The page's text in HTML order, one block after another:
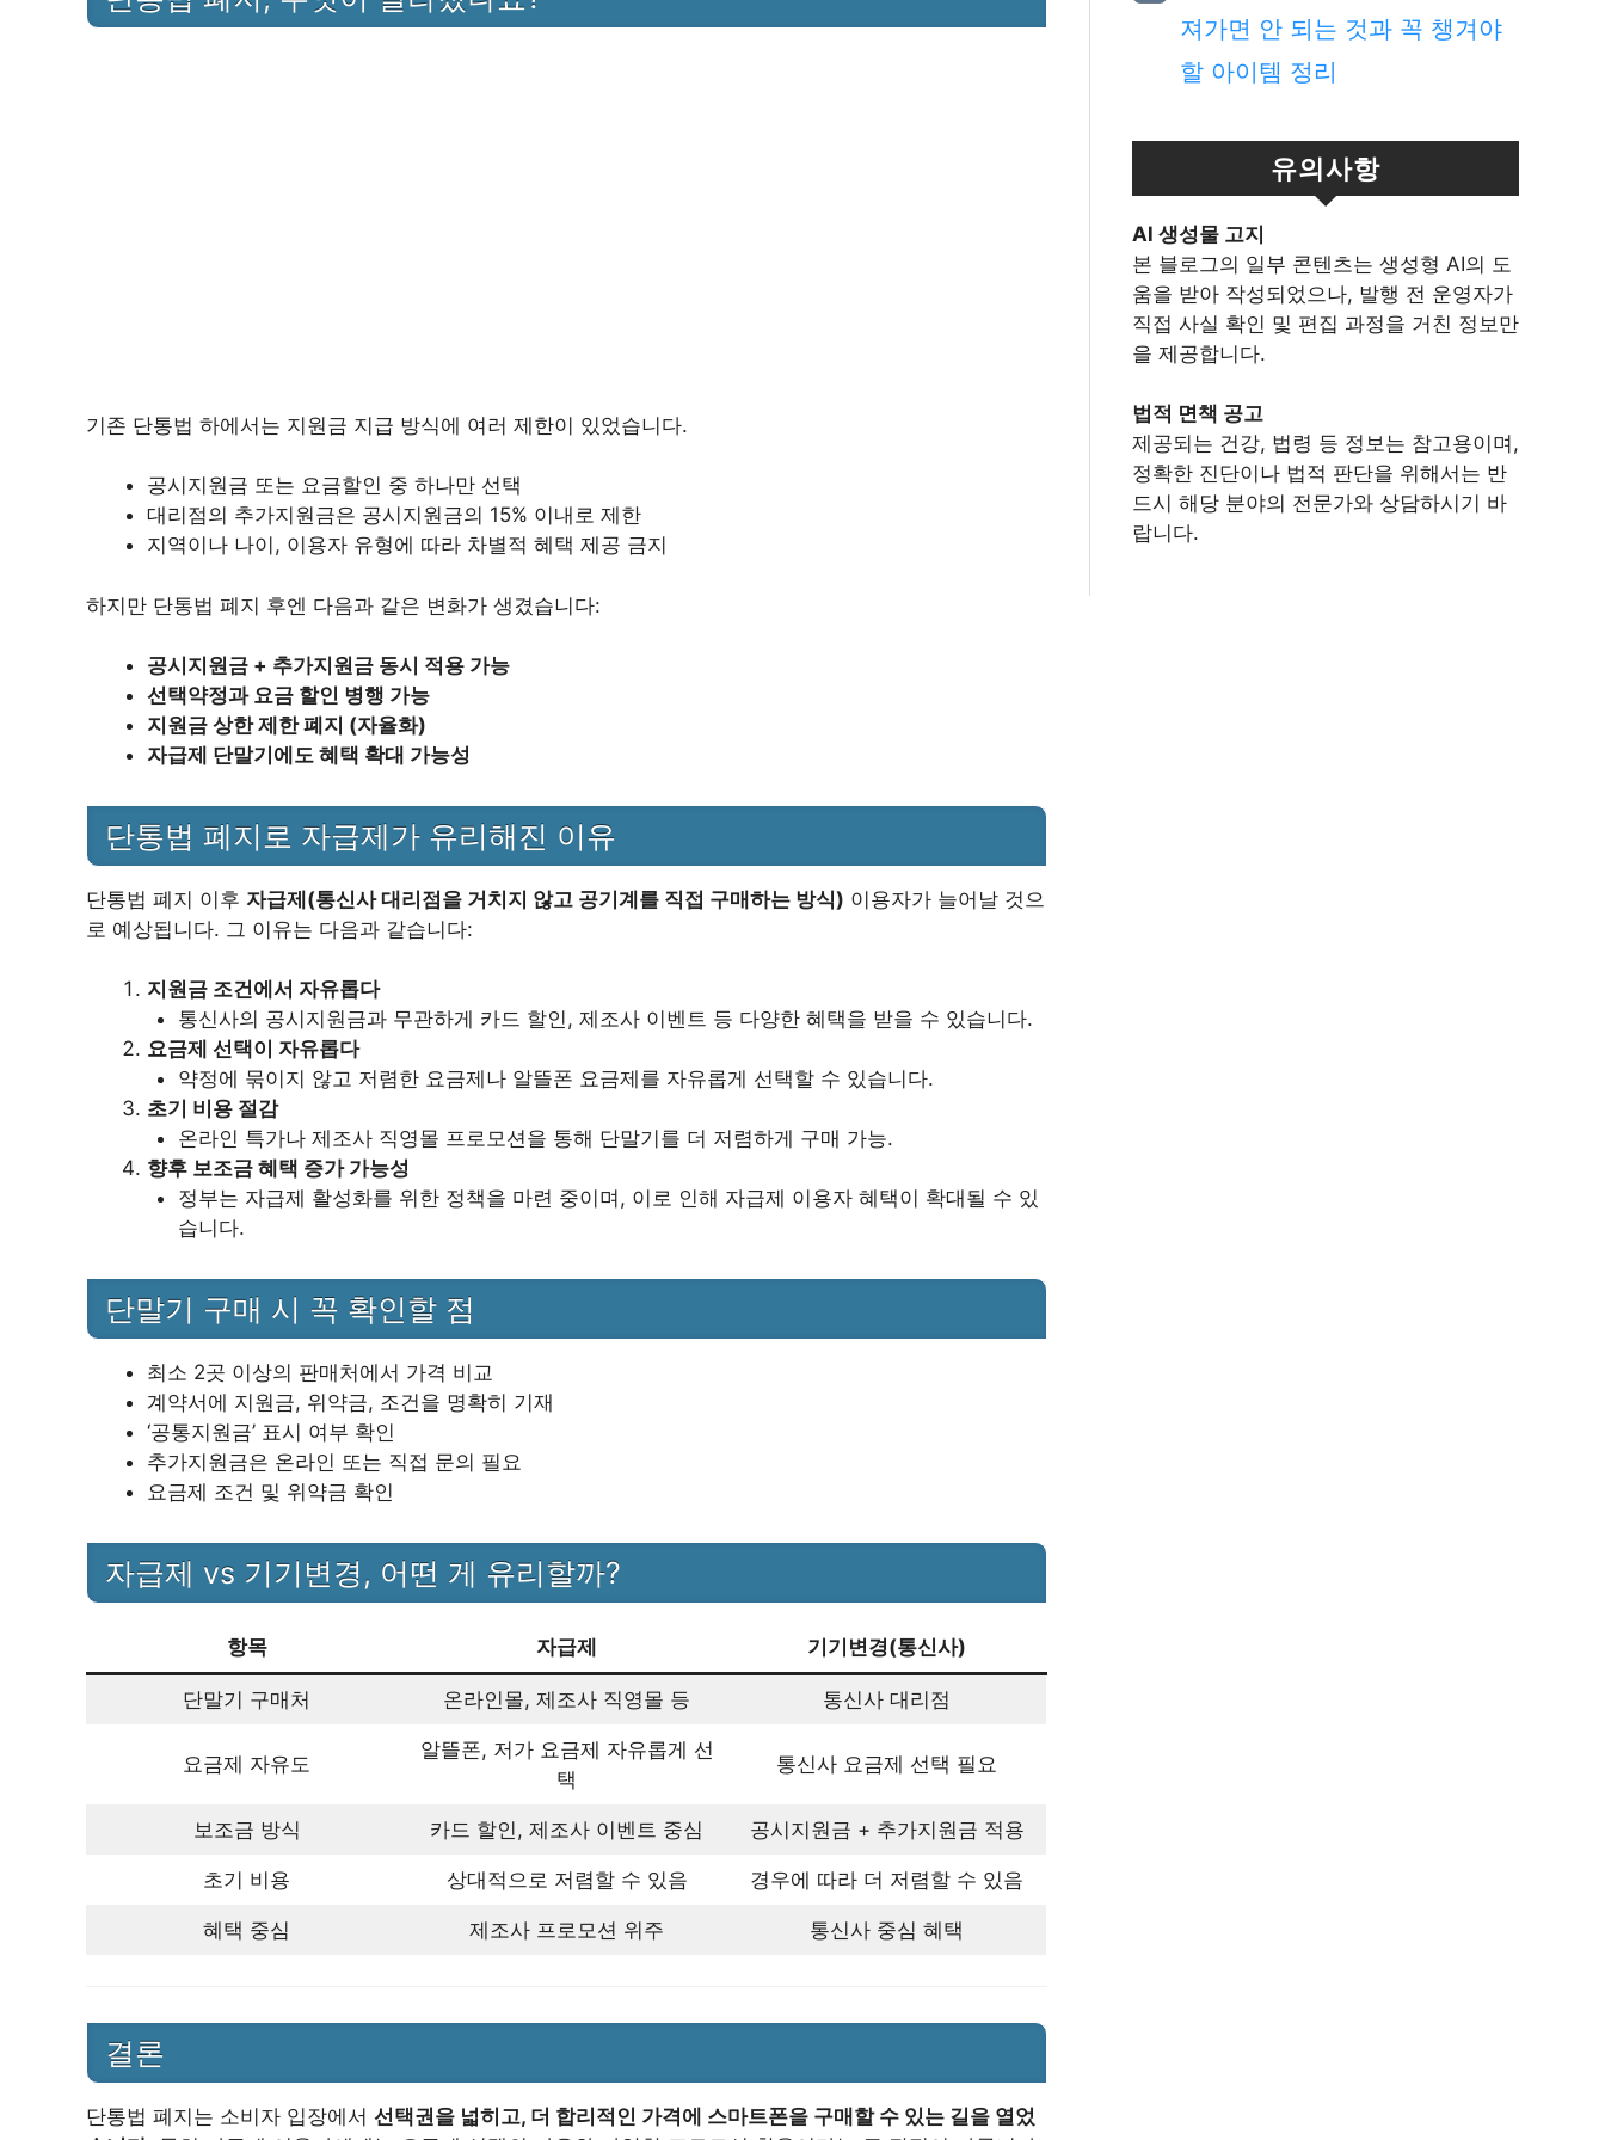
기존 단통법 하에서는 지원금 지급 방식에 여러 제한이 있었습니다.
공시지원금 또는 요금할인 중 하나만 선택
대리점의 추가지원금은 공시지원금의 15% 이내로 제한
지역이나 나이, 이용자 유형에 따라 차별적 혜택 제공 금지
하지만 단통법 폐지 후엔 다음과 같은 변화가 생겼습니다:
공시지원금 + 추가지원금 동시 적용 가능
선택약정과 요금 할인 병행 가능
지원금 상한 제한 폐지 (자율화)
자급제 단말기에도 혜택 확대 가능성
단통법 폐지로 자급제가 유리해진 이유
단통법 폐지 이후 자급제(통신사 대리점을 거치지 않고 공기계를 직접 구매하는 방식) 이용자가 늘어날 것으
로 예상됩니다. 그 이유는 다음과 같습니다:
지원금 조건에서 자유롭다
통신사의 공시지원금과 무관하게 카드 할인, 제조사 이벤트 등 다양한 혜택을 받을 수 있습니다.
요금제 선택이 자유롭다
약정에 묶이지 않고 저렴한 요금제나 알뜰폰 요금제를 자유롭게 선택할 수 있습니다.
초기 비용 절감
온라인 특가나 제조사 직영몰 프로모션을 통해 단말기를 더 저렴하게 구매 가능.
향후 보조금 혜택 증가 가능성
정부는 자급제 활성화를 위한 정책을 마련 중이며, 이로 인해 자급제 이용자 혜택이 확대될 수 있
습니다.
단말기 구매 시 꼭 확인할 점
최소 2곳 이상의 판매처에서 가격 비교
계약서에 지원금, 위약금, 조건을 명확히 기재
‘공통지원금’ 표시 여부 확인
추가지원금은 온라인 또는 직접 문의 필요
요금제 조건 및 위약금 확인
자급제 vs 기기변경, 어떤 게 유리할까?
항목 자급제 기기변경(통신사)
단말기 구매처 온라인몰, 제조사 직영몰 등 통신사 대리점
요금제 자유도
알뜰폰, 저가 요금제 자유롭게 선
택
통신사 요금제 선택 필요
보조금 방식 카드 할인, 제조사 이벤트 중심 공시지원금 + 추가지원금 적용
초기 비용 상대적으로 저렴할 수 있음 경우에 따라 더 저렴할 수 있음
혜택 중심 제조사 프로모션 위주 통신사 중심 혜택
결론
단통법 폐지는 소비자 입장에서 선택권을 넓히고, 더 합리적인 가격에 스마트폰을 구매할 수 있는 길을 열었
져가면 안 되는 것과 꼭 챙겨야
할 아이템 정리
유의사항
Al 생성물 고지
본 블로그의 일부 콘텐츠는 생성형 AI의 도
움을 받아 작성되었으나, 발행 전 운영자가
직접 사실 확인 및 편집 과정을 거친 정보만
을 제공합니다.
법적 면책 공고
제공되는 건강, 법령 등 정보는 참고용이며,
정확한 진단이나 법적 판단을 위해서는 반
드시 해당 분야의 전문가와 상담하시기 바
랍니다.